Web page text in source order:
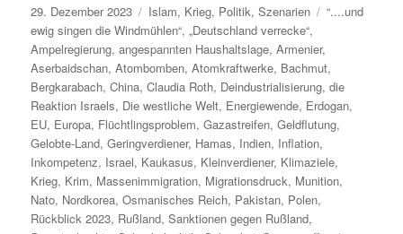
Veröffentlicht
am
29. Dezember 2023 Kategorien
Islam, Krieg, Politik,Szenarien Schlagwörter
“....und
ewig singen die Windmühlen“,„Deutschland verrecke“,
Ampelregierung,angespannten Haushaltslage,Armenier,
Aserbaidschan,Atombomben,Atomkraftwerke, Bachmut,
Bergkarabach,China,Claudia Roth, Deindustrialisierung,die
Reaktion Israels, Die westliche Welt, Energiewende, Erdogan,
EU, Europa, Flüchtlingsproblem,Gazastreifen,Geldflutung,
Gelobte-Land,Geringverdiener, Hamas, Indien, Inflation,
Inkompetenz, Israel, Kaukasus, Kleinverdiener, Klimaziele,
Krieg, Krim, Massenimmigration, Migrationsdruck, Munition,
Nato, Nordkorea,Osmanisches Reich, Pakistan, Polen,
Rückblick 2023, Rußland,Sanktionen gegen Rußland,